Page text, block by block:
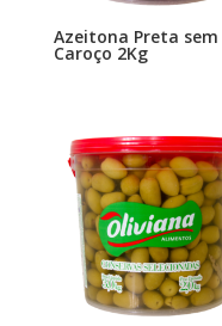
Azeitona Preta sem
Caroço 2Kg